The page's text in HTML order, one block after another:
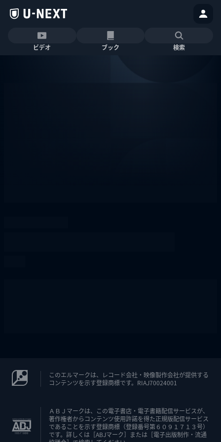
ビデオ ブック 検索
このエルマークは、レコード会社・映像製作会社が提供する
コンテンツを示す登録商標です。RIAJ70024001
ＡＢＪマークは、この電子書店・電子書籍配信サービスが、
著作権者からコンテンツ使用許諾を得た正規版配信サービス
であることを示す登録商標（登録番号第６０９１７１３号）
です。詳しくは［ABJマーク］または［電子出版制作・流通